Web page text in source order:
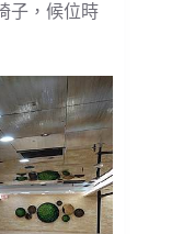
子，候位時